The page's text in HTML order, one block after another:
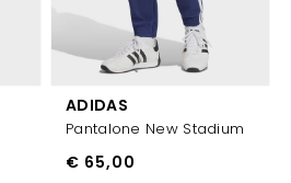
ADIDAS
Pantalone New Stadium
€ 65,00